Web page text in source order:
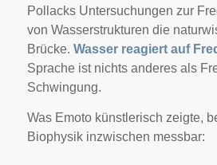
Pollacks Untersuchungen zur
von Wasserstrukturen die
Brücke. Wasser reagiert auf
Sprache ist nichts anderes als
Schwingung.
Was Emoto künstlerisch zeigte,
Biophysik inzwischen messbar: